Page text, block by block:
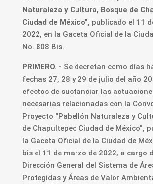
Naturaleza y Cultura, Bosque de
Ciudad de México”, publicado el 11
2022, en la Gaceta Oficial de la
No. 808 Bis.
PRIMERO. - Se decretan como días
fechas 27, 28 y 29 de julio del año
efectos de sustanciar las
necesarias relacionadas con la
Proyecto “Pabellón Naturaleza y
de Chapultepec Ciudad de México”,
la Gaceta Oficial de la Ciudad de
bis el 11 de marzo de 2022, a cargo
Dirección General del Sistema de
Protegidas y Áreas de Valor